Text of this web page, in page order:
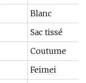
Blanc
Sac tissé
Coutume
Feimei